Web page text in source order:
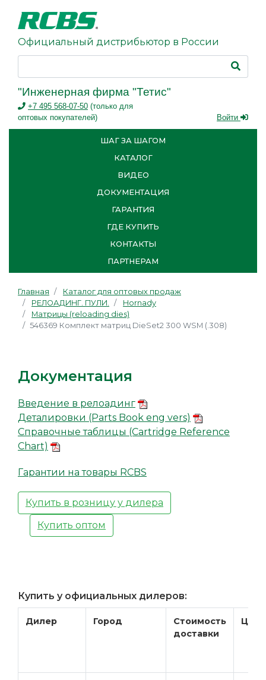
Официальный дистрибьютор в России
"Инженерная фирма "Тетис"
+7 495 568-07-50 (только для
оптовых покупателей)
Войти
ШАГ ЗА ШАГОМ
КАТАЛОГ
ВИДЕО
ДОКУМЕНТАЦИЯ
ГАРАНТИЯ
ГДЕ КУПИТЬ
КОНТАКТЫ
ПАРТНЕРАМ
Главная
Каталог для оптовых продаж
РЕЛОАДИНГ. ПУЛИ.
Hornady
Матрицы (reloading dies)
546369 Комплект матриц DieSet2 300 WSM (.308)
Документация
Введение в релоадинг
Деталировки (Parts Book eng vers)
Справочные таблицы (Cartridge Reference
Chart)
Гарантии на товары RCBS
Купить в розницу у дилера
Купить оптом
Купить у официальных дилеров:
Дилер Город
Стоимость
доставки